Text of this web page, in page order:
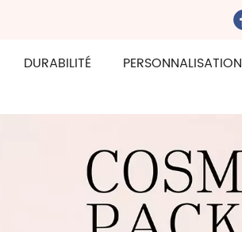
DURABILITÉ PERSONNALISATION